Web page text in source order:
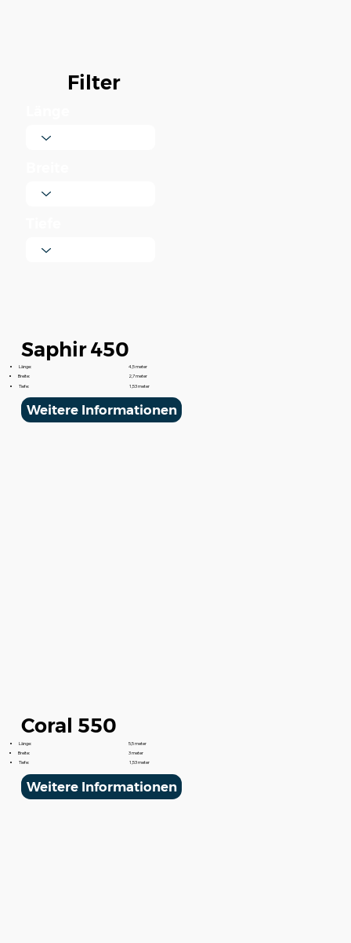
Filter
Saphir 450
Länge:
4,5 meter
Breite:
2,7 meter
Tiefe:
1,53 meter
Weitere Informationen
Coral 550
Länge:
5,5 meter
Breite:
3 meter
Tiefe:
1,53 meter
Weitere Informationen